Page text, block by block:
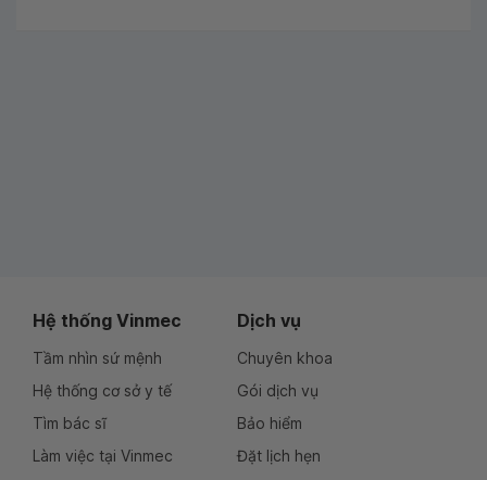
Hệ thống Vinmec
Tầm nhìn sứ mệnh
Hệ thống cơ sở y tế
Tìm bác sĩ
Làm việc tại Vinmec
Dịch vụ
Chuyên khoa
Gói dịch vụ
Bảo hiểm
Đặt lịch hẹn